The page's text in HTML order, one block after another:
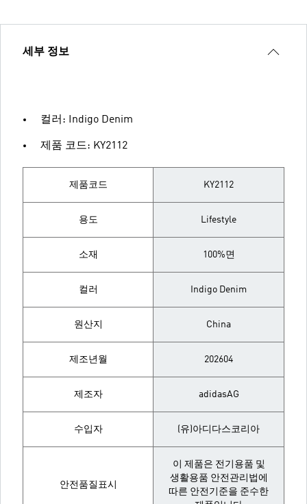
세부 정보
컬러: Indigo Denim
제품 코드: KY2112
제품코드 KY2112
용도 Lifestyle
소재 100%면
컬러 Indigo Denim
원산지 China
제조년월 202604
제조자 adidasAG
수입자 (유)아디다스코리아
안전품질표시
이 제품은 전기용품 및
생활용품 안전관리법에
따른 안전기준을 준수한